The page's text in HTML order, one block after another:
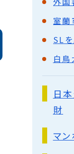
白
日
財
マ